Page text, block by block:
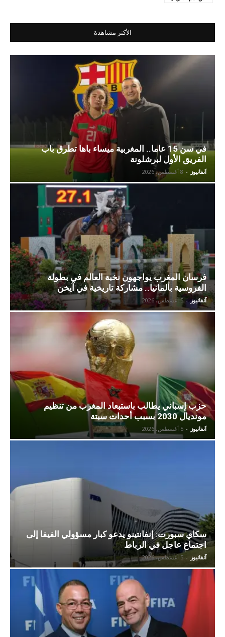
الأكثر مشاهدة
في سن 15 عاما.. المغربية ميساء باها تطرق باب
الفريق الأول لبرشلونة
آنفانيوز - 8 أغسطس، 2026
فرسان المغرب يواجهون نخبة العالم في بطولة
الفروسية بألمانيا.. مشاركة تاريخية في آيخن
آنفانيوز - 5 أغسطس، 2026
حزب إسباني يطالب باستبعاد المغرب من تنظيم
مونديال 2030 بسبب أحداث سبتة
آنفانيوز - 5 أغسطس، 2026
سكاي سبورت: إنفانتينو يدعو كبار مسؤولي الفيفا إلى
اجتماع عاجل في الرباط
آنفانيوز - 5 أغسطس، 2026